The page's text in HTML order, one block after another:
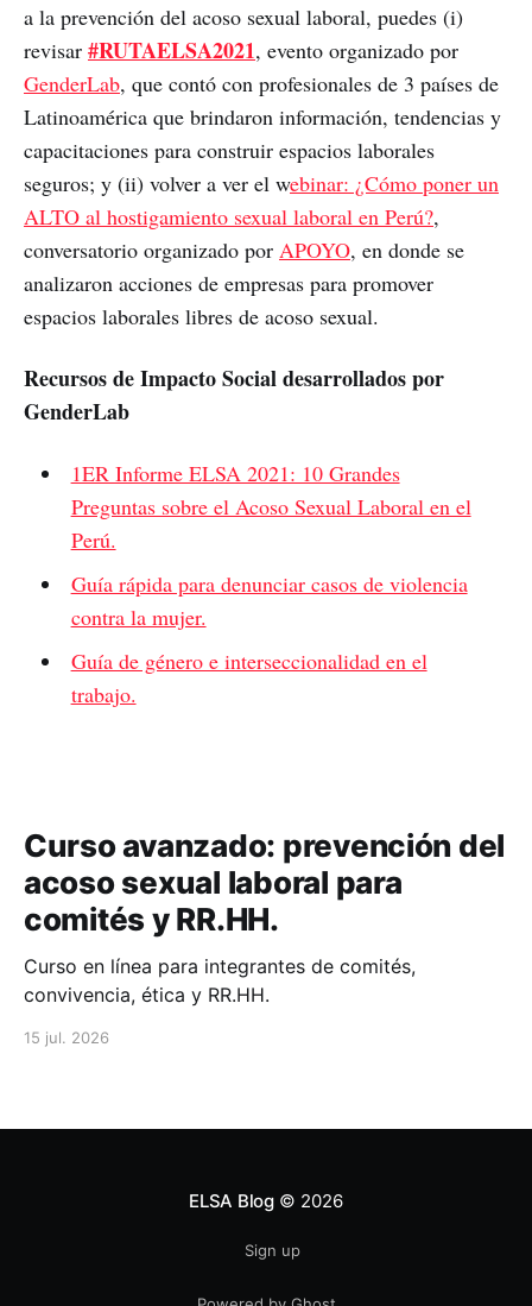
a la prevención del acoso sexual laboral, puedes (i)
revisar #RUTAELSA2021, evento organizado por
GenderLab, que contó con profesionales de 3 países de
Latinoamérica que brindaron información, tendencias y
capacitaciones para construir espacios laborales
seguros; y (ii) volver a ver el webinar: ¿Cómo poner un
ALTO al hostigamiento sexual laboral en Perú?,
conversatorio organizado por APOYO, en donde se
analizaron acciones de empresas para promover
espacios laborales libres de acoso sexual.
Recursos de Impacto Social desarrollados por
GenderLab
1ER Informe ELSA 2021: 10 Grandes
Preguntas sobre el Acoso Sexual Laboral en el
Perú.
Guía rápida para denunciar casos de violencia
contra la mujer.
Guía de género e interseccionalidad en el
trabajo.
Curso avanzado: prevención del
acoso sexual laboral para
comités y RR.HH.
Curso en línea para integrantes de comités,
convivencia, ética y RR.HH.
15 jul. 2026
ELSA Blog© 2026
Sign up